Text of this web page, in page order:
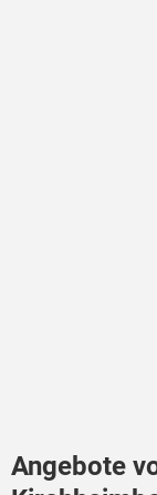
Angebote